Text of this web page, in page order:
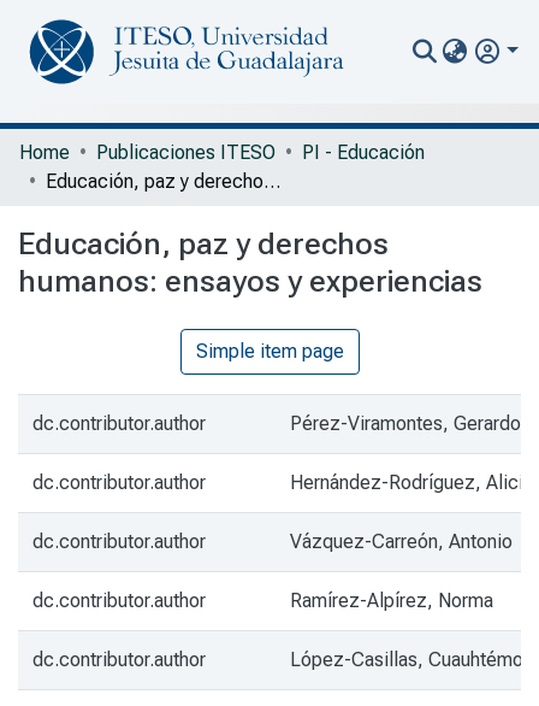
Communities & Collections
All of Repository
Statistics
Portal Biblioteca
Home Publicaciones ITESO
PI - Educación
Educación, paz y derechos humanos: ensayos y experiencias
Educación, paz y derechos
humanos: ensayos y experiencias
Simple item page
dc.contributor.author Pérez-Viramontes, Gerardo
dc.contributor.author Hernández-Rodríguez, Alicia
dc.contributor.author Vázquez-Carreón, Antonio
dc.contributor.author Ramírez-Alpírez, Norma
dc.contributor.author López-Casillas, Cuauhtémoc